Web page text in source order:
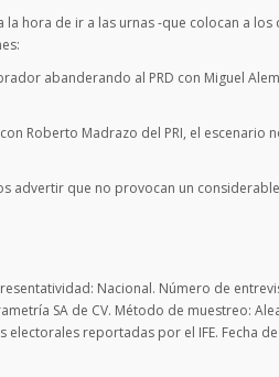
hora de ir a las urnas -que colocan a
abanderando al PRD con Miguel
Roberto Madrazo del PRI, el
advertir que no provocan un
Nacional. Número de
SA de CV. Método de muestreo:
reportadas por el IFE. Fecha